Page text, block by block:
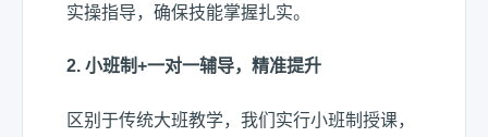
实操指导，确保技能掌握扎实。
2. 小班制+一对一辅导，精准提升
区别于传统大班教学，我们实行小班制授课，